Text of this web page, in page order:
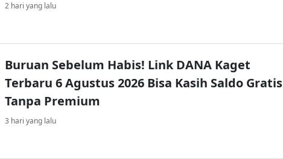
2 hari yang lalu
Buruan Sebelum Habis! Link DANA Kaget
Terbaru 6 Agustus 2026 Bisa Kasih Saldo Gratis
Tanpa Premium
3 hari yang lalu